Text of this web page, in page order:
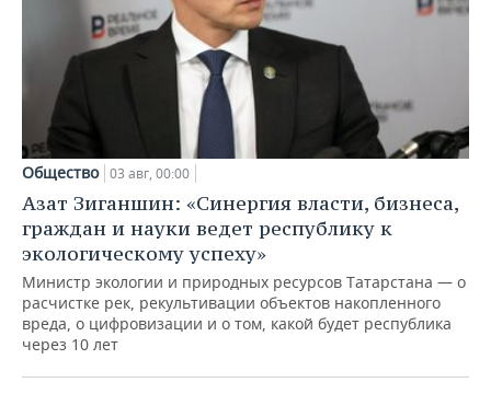
Общество 03 авг, 00:00
Азат Зиганшин: «Синергия власти, бизнеса,
граждан и науки ведет республику к
экологическому успеху»
Министр экологии и природных ресурсов Татарстана — о
расчистке рек, рекультивации объектов накопленного
вреда, о цифровизации и о том, какой будет республика
через 10 лет